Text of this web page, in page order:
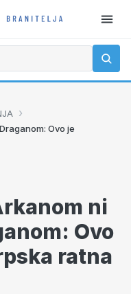
›
Ovo je
ni
Ovo
ratna